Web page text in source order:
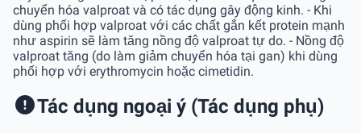
chuyển hóa valproat và có tác dụng gây động kinh. - Khi
dùng phối hợp valproat với các chất gắn kết protein mạnh
như aspirin sẽ làm tăng nồng độ valproat tự do. - Nồng độ
valproat tăng (do làm giảm chuyển hóa tại gan) khi dùng
phối hợp với erythromycin hoặc cimetidin.
Tác dụng ngoại ý (Tác dụng phụ)